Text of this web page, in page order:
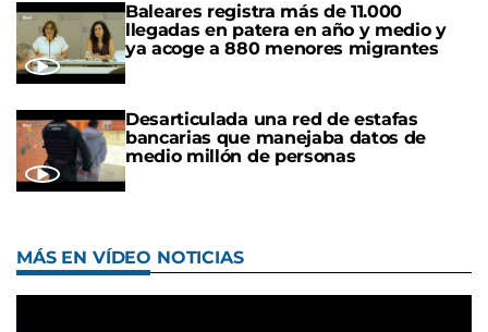
Baleares registra más de 11.000
llegadas en patera en año y medio y
ya acoge a 880 menores migrantes
Desarticulada una red de estafas
bancarias que manejaba datos de
medio millón de personas
MÁS EN VÍDEO NOTICIAS